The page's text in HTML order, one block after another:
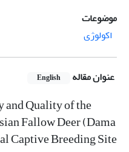
موضوعات
اکولوژی
عنوان مقاله English
Quality of the
Fallow Deer (Dama
Captive Breeding Site